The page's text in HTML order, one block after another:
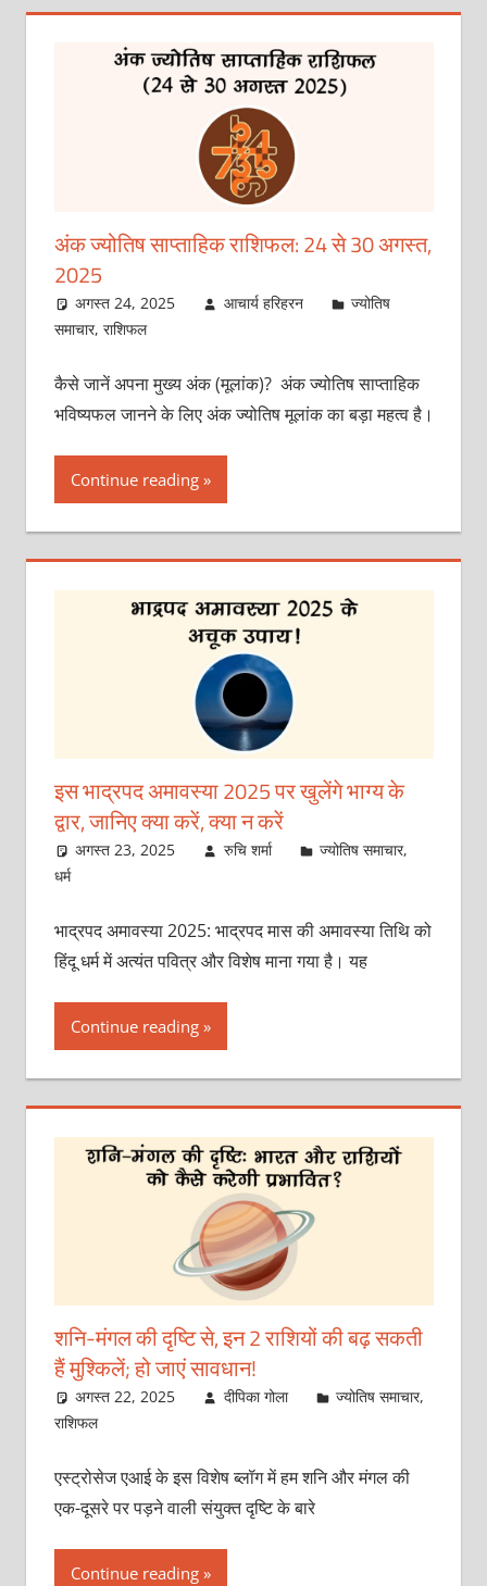
अंक ज्योतिष साप्ताहिक राशिफल: 24 से 30 अगस्त,
2025
अगस्त 24, 2025 आचार्य हरिहरन
ज्योतिष
समाचार, राशिफल
कैसे जानें अपना मुख्य अंक (मूलांक)? अंक ज्योतिष साप्ताहिक
भविष्यफल जानने के लिए अंक ज्योतिष मूलांक का बड़ा महत्व है।
Continue reading
इस भाद्रपद अमावस्या 2025 पर खुलेंगे भाग्य के
द्वार, जानिए क्या करें, क्या न करें
अगस्त 23, 2025 रुचि शर्मा ज्योतिष समाचार,
धर्म
भाद्रपद अमावस्या 2025: भाद्रपद मास की अमावस्या तिथि को
हिंदू धर्म में अत्यंत पवित्र और विशेष माना गया है। यह
Continue reading
शनि-मंगल की दृष्टि से, इन 2 राशियों की बढ़ सकती
हैं मुश्किलें; हो जाएं सावधान!
अगस्त 22, 2025 दीपिका गोला ज्योतिष समाचार,
राशिफल
एस्ट्रोसेज एआई के इस विशेष ब्लॉग में हम शनि और मंगल की
एक-दूसरे पर पड़ने वाली संयुक्त दृष्टि के बारे
Continue reading